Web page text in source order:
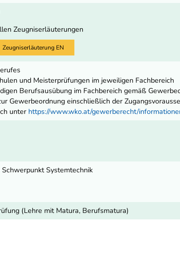
Zeugniserläuterungen
Zeugniserläuterung EN
und Meisterprüfungen im jeweiligen Fachbereich
Berufsausübung im Fachbereich gemäß
Gewerbeordnung einschließlich der
unter https://www.wko.at/gewerberecht/
Systemtechnik
(Lehre mit Matura, Berufsmatura)